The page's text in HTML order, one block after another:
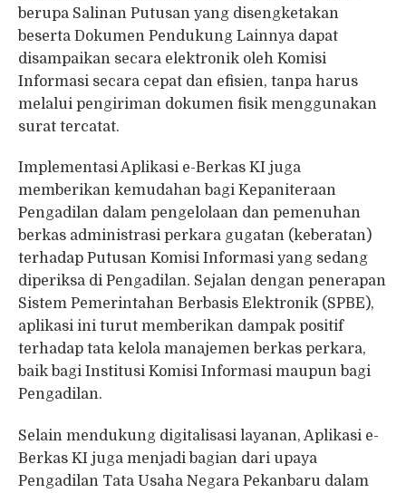
berupa Salinan Putusan yang disengketakan
beserta Dokumen Pendukung Lainnya dapat
disampaikan secara elektronik oleh Komisi
Informasi secara cepat dan efisien, tanpa harus
melalui pengiriman dokumen fisik menggunakan
surat tercatat.
Implementasi Aplikasi e-Berkas KI juga
memberikan kemudahan bagi Kepaniteraan
Pengadilan dalam pengelolaan dan pemenuhan
berkas administrasi perkara gugatan (keberatan)
terhadap Putusan Komisi Informasi yang sedang
diperiksa di Pengadilan. Sejalan dengan penerapan
Sistem Pemerintahan Berbasis Elektronik (SPBE),
aplikasi ini turut memberikan dampak positif
terhadap tata kelola manajemen berkas perkara,
baik bagi Institusi Komisi Informasi maupun bagi
Pengadilan.
Selain mendukung digitalisasi layanan, Aplikasi e-
Berkas KI juga menjadi bagian dari upaya
Pengadilan Tata Usaha Negara Pekanbaru dalam